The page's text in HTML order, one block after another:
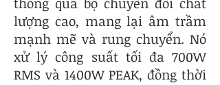
lượng cao, mang lại âm trầm
mạnh mẽ và rung chuyển. Nó
xử lý công suất tối đa 700W
RMS và 1400W PEAK, đồng thời